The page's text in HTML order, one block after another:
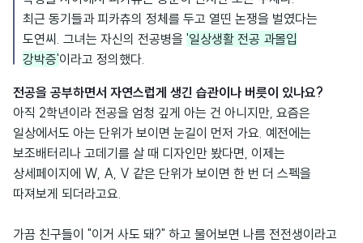
최근 동기들과 피카츄의 정체를 두고 열띤 논쟁을 벌였다는
도연씨. 그녀는 자신의 전공병을 '일상생활 전공 과몰입
강박증'이라고 정의했다.
전공을 공부하면서 자연스럽게 생긴 습관이나 버릇이 있나요?
아직 2학년이라 전공을 엄청 깊게 아는 건 아니지만, 요즘은
일상에서도 아는 단위가 보이면 눈길이 먼저 가요. 예전에는
보조배터리나 고데기를 살 때 디자인만 봤다면, 이제는
상세페이지에 W, A, V 같은 단위가 보이면 한 번 더 스펙을
따져보게 되더라고요.
가끔 친구들이 "이거 사도 돼?" 하고 물어보면 나름 전전생이라고